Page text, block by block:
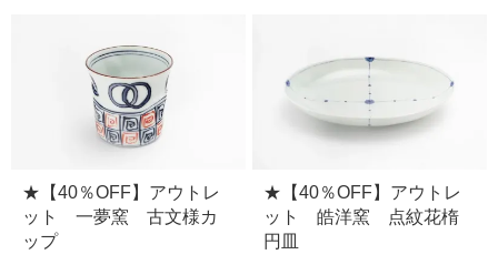
★【40％OFF】アウトレ
ット 一夢窯 古文様カ
ップ
★【40％OFF】アウトレ
ット 皓洋窯 点紋花楕
円皿